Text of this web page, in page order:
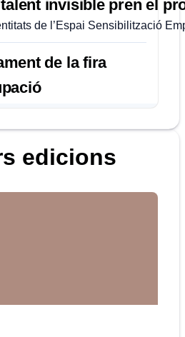
invisible pren el
de l’Espai Sensibilització
de la fira
edicions